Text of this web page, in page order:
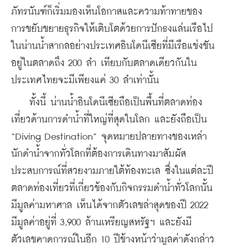
ภัทรนันฑ์ก็เริ่มมองเห็นโอกาสและความท้าทายของ
การขยับขยายธุรกิจให้เติบโตด้วยการปักธงแล่นเรือไป
ในน่านน้ำสากลอย่างประเทศอินโดนีเซียที่มีเรือแข่งขัน
อยู่ในตลาดถึง 200 ลำ เทียบกับตลาดเดียวกันใน
ประเทศไทยจะมีเพียงแค่ 30 ลำเท่านั้น
ทั้งนี้ น่านน้ำอินโดนีเซียถือเป็นพื้นที่ตลาดท่อง
เที่ยวด้านการดำน้ำที่ใหญ่ที่สุดในโลก และยังถือเป็น
“Diving Destination” จุดหมายปลายทางของเหล่า
นักดำน้ำจากทั่วโลกที่ต้องการเดินทางมาสัมผัส
ประสบการณ์ที่สวยงามภายใต้ท้องทะเล ซึ่งในแต่ละปี
ตลาดท่องเที่ยวที่เกี่ยวข้องกับกิจกรรมดำน้ำทั่วโลกนั้น
มีมูลค่ามหาศาล เห็นได้จากตัวเลขล่าสุดของปี 2022
มีมูลค่าอยู่ที่ 3,900 ล้านเหรียญสหรัฐฯ และยังมี
ตัวเลขคาดการณ์ในอีก 10 ปีข้างหน้าว่ามูลค่าดังกล่าว